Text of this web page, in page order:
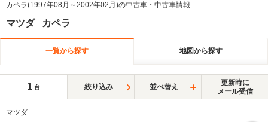
カペラ(1997年08月～2002年02月)の中古車・中古車情報
マツダ カペラ
一覧から探す 地図から探す
1 台 絞り込み 並べ替え
更新時に
メール受信
マツダ